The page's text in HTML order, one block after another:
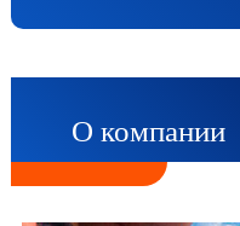
О компании